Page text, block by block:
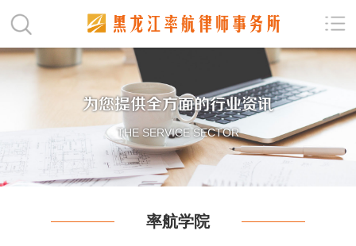
为您提供全方面的行业资讯
THE SERVICE SECTOR
率航学院